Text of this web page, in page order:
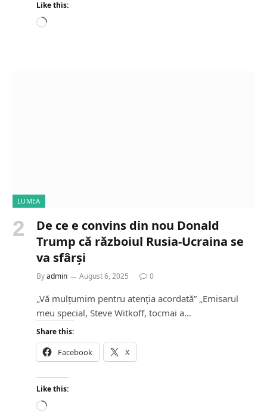
Like this:
L
LUMEA
De ce e convins din nou Donald
Trump că războiul Rusia-Ucraina se
va sfârși
Byadmin August 6, 2025 0
„Vă mulțumim pentru atenția acordată” „Emisarul
meu special, Steve Witkoff, tocmai a…
Share this:
Facebook X
Like this:
L